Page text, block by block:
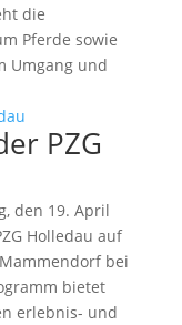
die
Pferde sowie
Umgang und
PZG
den 19. April
Holledau auf
bei
bietet
erlebnis- und